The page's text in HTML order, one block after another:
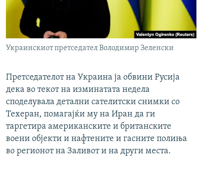
Украинскиот претседател Володимир Зеленски
Претседателот на Украина ја обвини Русија
дека во текот на изминатата недела
споделувала детални сателитски снимки со
Техеран, помагајќи му на Иран да ги
таргетира американските и британските
воени објекти и нафтените и гасните полиња
во регионот на Заливот и на други места.